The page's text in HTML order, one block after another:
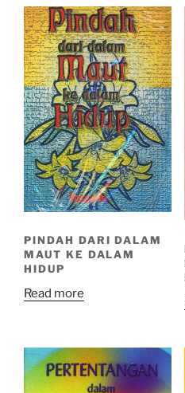
PINDAH DARI DALAM
MAUT KE DALAM
HIDUP
Read more